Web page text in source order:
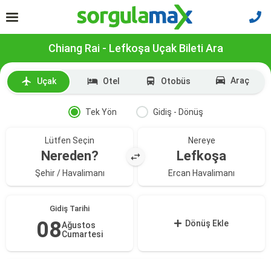
Chiang Rai - Lefkoşa Uçak Bileti Ara
Uçak Otel Otobüs Araç
Tek Yön Gidiş - Dönüş
Lütfen Seçin
Nereden?
Şehir / Havalimanı
Nereye
Lefkoşa
Ercan Havalimanı
Gidiş Tarihi
08Ağustos
Cumartesi
Dönüş Ekle